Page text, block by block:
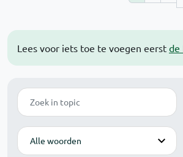
Lees voor iets toe te voegen eerst de
Zoek
Modus